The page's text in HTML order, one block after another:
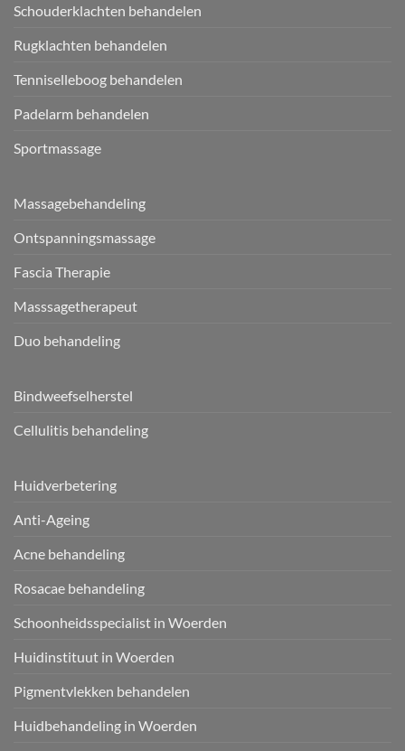
Schouderklachten behandelen
Rugklachten behandelen
Tenniselleboog behandelen
Padelarm behandelen
Sportmassage
Massagebehandeling
Ontspanningsmassage
Fascia Therapie
Masssagetherapeut
Duo behandeling
Bindweefselherstel
Cellulitis behandeling
Huidverbetering
Anti-Ageing
Acne behandeling
Rosacae behandeling
Schoonheidsspecialist in Woerden
Huidinstituut in Woerden
Pigmentvlekken behandelen
Huidbehandeling in Woerden